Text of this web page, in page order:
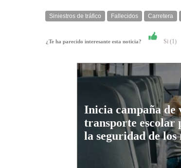
Siniestros de tráfico Fallecidos Carretera
¿Te ha parecido interesante esta noticia? Si (1)
Inicia campaña de
transporte escolar
la seguridad de los